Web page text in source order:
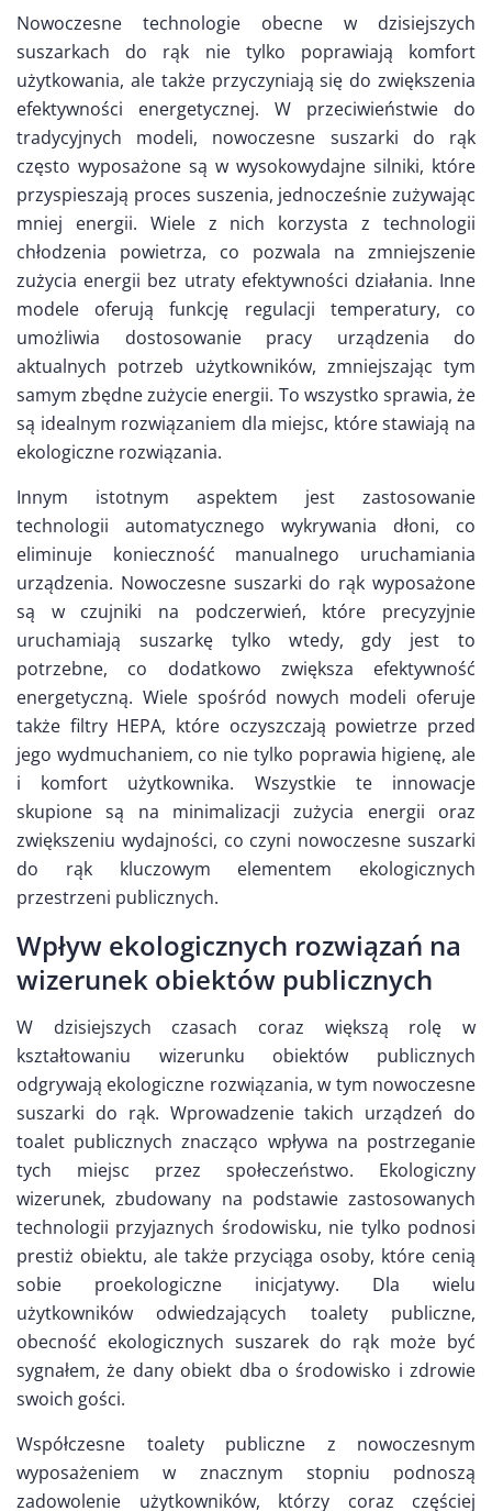
Nowoczesne technologie obecne w dzisiejszych
suszarkach do rąk nie tylko poprawiają komfort
użytkowania, ale także przyczyniają się do zwiększenia
efektywności energetycznej. W przeciwieństwie do
tradycyjnych modeli, nowoczesne suszarki do rąk
często wyposażone są w wysokowydajne silniki, które
przyspieszają proces suszenia, jednocześnie zużywając
mniej energii. Wiele z nich korzysta z technologii
chłodzenia powietrza, co pozwala na zmniejszenie
zużycia energii bez utraty efektywności działania. Inne
modele oferują funkcję regulacji temperatury, co
umożliwia dostosowanie pracy urządzenia do
aktualnych potrzeb użytkowników, zmniejszając tym
samym zbędne zużycie energii. To wszystko sprawia, że
są idealnym rozwiązaniem dla miejsc, które stawiają na
ekologiczne rozwiązania.
Innym istotnym aspektem jest zastosowanie
technologii automatycznego wykrywania dłoni, co
eliminuje konieczność manualnego uruchamiania
urządzenia. Nowoczesne suszarki do rąk wyposażone
są w czujniki na podczerwień, które precyzyjnie
uruchamiają suszarkę tylko wtedy, gdy jest to
potrzebne, co dodatkowo zwiększa efektywność
energetyczną. Wiele spośród nowych modeli oferuje
także filtry HEPA, które oczyszczają powietrze przed
jego wydmuchaniem, co nie tylko poprawia higienę, ale
i komfort użytkownika. Wszystkie te innowacje
skupione są na minimalizacji zużycia energii oraz
zwiększeniu wydajności, co czyni nowoczesne suszarki
do rąk kluczowym elementem ekologicznych
przestrzeni publicznych.
Wpływ ekologicznych rozwiązań na
wizerunek obiektów publicznych
W dzisiejszych czasach coraz większą rolę w
kształtowaniu wizerunku obiektów publicznych
odgrywają ekologiczne rozwiązania, w tym nowoczesne
suszarki do rąk. Wprowadzenie takich urządzeń do
toalet publicznych znacząco wpływa na postrzeganie
tych miejsc przez społeczeństwo. Ekologiczny
wizerunek, zbudowany na podstawie zastosowanych
technologii przyjaznych środowisku, nie tylko podnosi
prestiż obiektu, ale także przyciąga osoby, które cenią
sobie proekologiczne inicjatywy. Dla wielu
użytkowników odwiedzających toalety publiczne,
obecność ekologicznych suszarek do rąk może być
sygnałem, że dany obiekt dba o środowisko i zdrowie
swoich gości.
Współczesne toalety publiczne z nowoczesnym
wyposażeniem w znacznym stopniu podnoszą
zadowolenie użytkowników, którzy coraz częściej